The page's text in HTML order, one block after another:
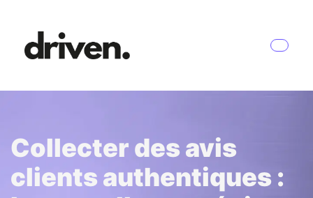
Collecter des avis
clients authentiques :